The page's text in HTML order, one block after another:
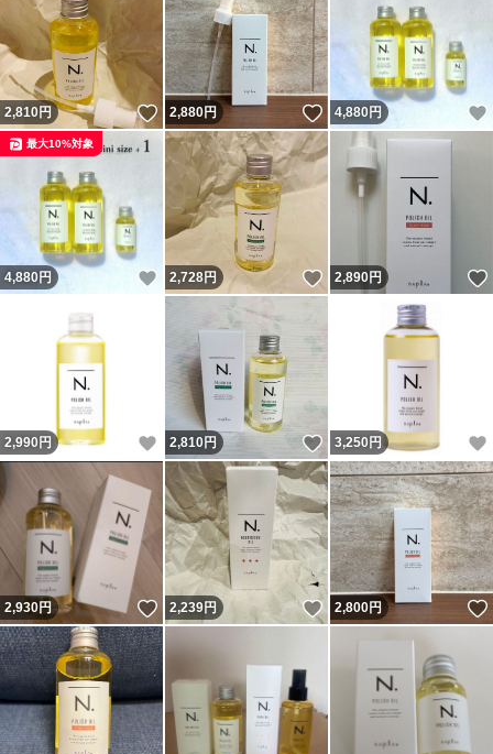
2,810円 いいね！
2,880円 いいね！
4,880円
4,880円 いいね！
最大10%対象
2,728円 いいね！
2,890円
2,990 円 いいね！
2,810円 いいね！
3,250 円
2,930円 いいね！
2,239円 いいね！
2,800円